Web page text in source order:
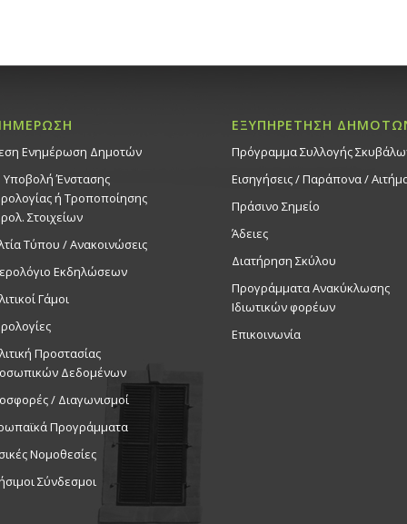
Ενημέρωση Δημοτών
Υποβολή Ένστασης
ή Τροποποίησης
Στοιχείων
Τύπου / Ανακοινώσεις
Εκδηλώσεων
Γάμοι
Προστασίας
Δεδομένων
/ Διαγωνισμοί
Προγράμματα
Νομοθεσίες
Σύνδεσμοι
ΕΞΥΠΗΡΕΤΗΣΗ
Πρόγραμμα Συλλογής
Εισηγήσεις / Παράπονα /
Πράσινο Σημείο
Άδειες
Διατήρηση Σκύλου
Προγράμματα Ανακύκλωσης
Ιδιωτικών φορέων
Επικοινωνία